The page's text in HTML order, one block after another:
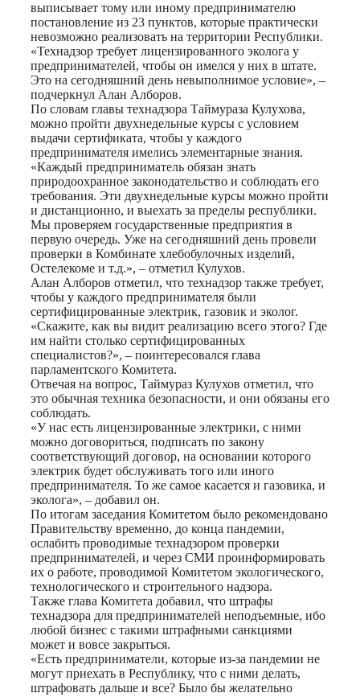
выписывает тому или иному предпринимателю
постановление из 23 пунктов, которые практически
невозможно реализовать на территории Республики.
«Технадзор требует лицензированного эколога у
предпринимателей, чтобы он имелся у них в штате.
Это на сегодняшний день невыполнимое условие», –
подчеркнул Алан Алборов.
По словам главы технадзора Таймураза Кулухова,
можно пройти двухнедельные курсы с условием
выдачи сертификата, чтобы у каждого
предпринимателя имелись элементарные знания.
«Каждый предприниматель обязан знать
природоохранное законодательство и соблюдать его
требования. Эти двухнедельные курсы можно пройти
и дистанционно, и выехать за пределы республики.
Мы проверяем государственные предприятия в
первую очередь. Уже на сегодняшний день провели
проверки в Комбинате хлебобулочных изделий,
Остелекоме и т.д.», – отметил Кулухов.
Алан Алборов отметил, что технадзор также требует,
чтобы у каждого предпринимателя были
сертифицированные электрик, газовик и эколог.
«Скажите, как вы видит реализацию всего этого? Где
им найти столько сертифицированных
специалистов?», – поинтересовался глава
парламентского Комитета.
Отвечая на вопрос, Таймураз Кулухов отметил, что
это обычная техника безопасности, и они обязаны его
соблюдать.
«У нас есть лицензированные электрики, с ними
можно договориться, подписать по закону
соответствующий договор, на основании которого
электрик будет обслуживать того или иного
предпринимателя. То же самое касается и газовика, и
эколога», – добавил он.
По итогам заседания Комитетом было рекомендовано
Правительству временно, до конца пандемии,
ослабить проводимые технадзором проверки
предпринимателей, и через СМИ проинформировать
их о работе, проводимой Комитетом экологического,
технологического и строительного надзора.
Также глава Комитета добавил, что штрафы
технадзора для предпринимателей неподъемные, ибо
любой бизнес с такими штрафными санкциями
может и вовсе закрыться.
«Есть предприниматели, которые из-за пандемии не
могут приехать в Республику, что с ними делать,
штрафовать дальше и все? Было бы желательно